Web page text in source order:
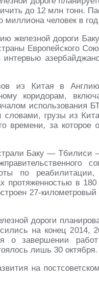
до 12 млн тонн.
человек в
железной дороги
Европейского
интервью
из Китая в
коридорам,
использования
грузы из
времени, за которое
Баку — Тбилиси
по реабилитации,
протяженностью в
27-
дороги
на конец 2014,
о завершении
лишь 30 октября.
на